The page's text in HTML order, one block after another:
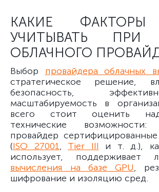
КАКИЕ
УЧИТЫВАТЬ ПРИ
ОБЛАЧНОГО
Выбор провайдера облачных
стратегическое решение,
безопасность,
масштабируемость в
всего стоит оценить
технические
провайдер
(ISO 27001, Tier III и т. д.),
использует, поддерживает
вычисления на базе GPU,
шифрование и изоляцию сред.